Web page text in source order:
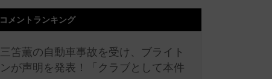
コメントランキング
三笘薫の自動車事故を受け、ブライト
ンが声明を発表！「クラブとして本件